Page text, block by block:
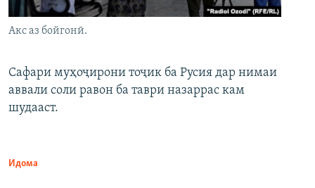
Акс аз бойгонӣ.
Сафари муҳоҷирони тоҷик ба Русия дар нимаи
аввали соли равон ба таври назаррас кам
шудааст.
Идома